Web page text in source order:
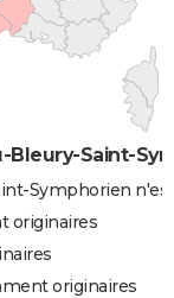
Saint-
Symphorien
originaires
originaires